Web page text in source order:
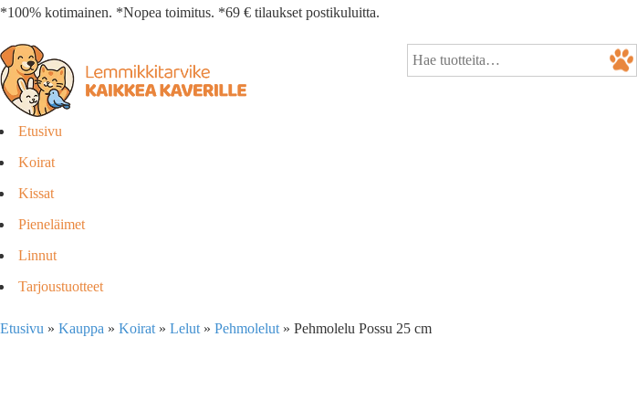
*100% kotimainen. *Nopea toimitus. *69 € tilaukset postikuluitta.
Etusivu
Koirat
Kissat
Pieneläimet
Linnut
Tarjoustuotteet
Etusivu » Kauppa » Koirat » Lelut » Pehmolelut » Pehmolelu Possu 25 cm